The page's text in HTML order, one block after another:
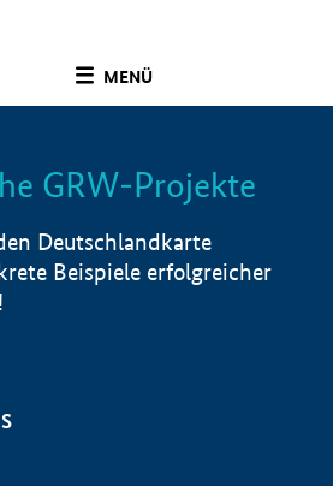
MENÜ
Info
GRW-Projekte
Deutschlandkarte
Beispiele erfolgreicher